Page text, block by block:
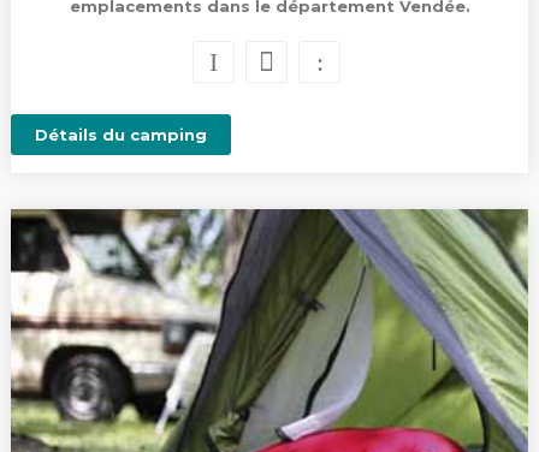
emplacements dans le département Vendée.
Détails du camping